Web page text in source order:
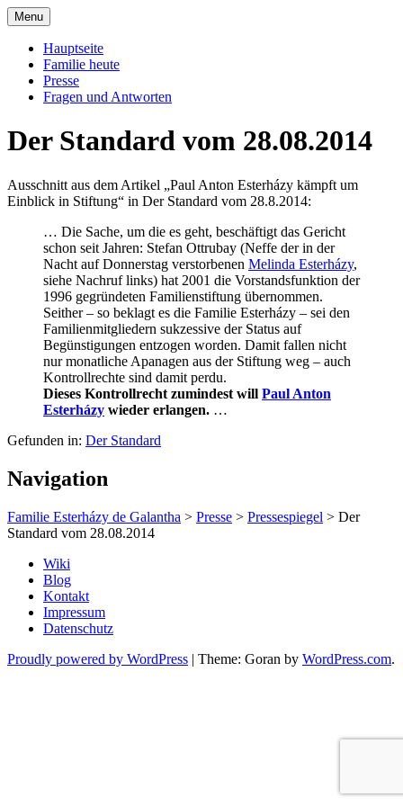
Skip
to
content
Familie Esterházy de Galantha
Galantha
Menu
Hauptseite
Familie heute
Presse
Fragen und Antworten
Der Standard vom 28.08.2014
Ausschnitt aus dem Artikel „Paul Anton Esterházy kämpft um
Einblick in Stiftung“ in Der Standard vom 28.8.2014:
… Die Sache, um die es geht, beschäftigt das Gericht
schon seit Jahren: Stefan Ottrubay (Neffe der in der
Nacht auf Donnerstag verstorbenen Melinda Esterházy,
siehe Nachruf links) hat 2001 die Vorstandsfunktion der
1996 gegründeten Familienstiftung übernommen.
Seither – so beklagt es die Familie Esterházy – sei den
Familienmitgliedern sukzessive der Status auf
Begünstigungen entzogen worden. Damit fallen nicht
nur monatliche Apanagen aus der Stiftung weg – auch
Kontrollrechte sind damit perdu.
Dieses Kontrollrecht zumindest will Paul Anton
Esterházy wieder erlangen. …
Gefunden in: Der Standard
Navigation
Familie Esterházy de Galantha > Presse > Pressespiegel > Der
Standard vom 28.08.2014
Wiki
Blog
Kontakt
Impressum
Datenschutz
Proudly powered by WordPress | Theme: Goran by WordPress.com.